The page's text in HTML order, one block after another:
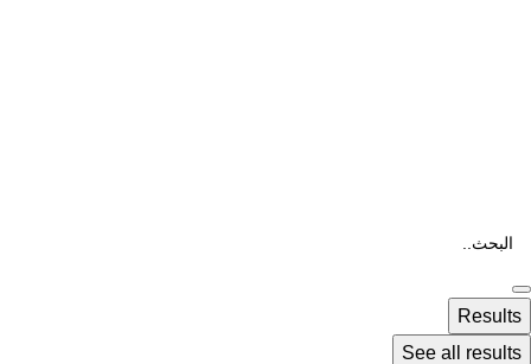
Results
See all results